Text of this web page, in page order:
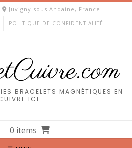
Juvigny sous Andaine, France
POLITIQUE DE CONFIDENTIALITÉ
BRACELETS MAGNÉTIQUES EN
ICI.
0 items